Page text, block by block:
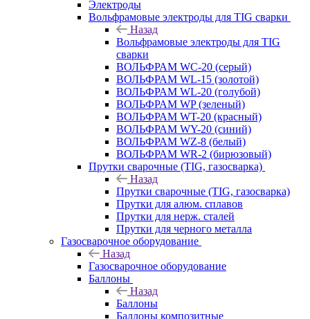
Электроды
Вольфрамовые электроды для TIG сварки
Назад
Вольфрамовые электроды для TIG
сварки
ВОЛЬФРАМ WC-20 (серый)
ВОЛЬФРАМ WL-15 (золотой)
ВОЛЬФРАМ WL-20 (голубой)
ВОЛЬФРАМ WP (зеленый)
ВОЛЬФРАМ WT-20 (красный)
ВОЛЬФРАМ WY-20 (синий)
ВОЛЬФРАМ WZ-8 (белый)
ВОЛЬФРАМ WR-2 (бирюзовый)
Прутки сварочные (TIG, газосварка)
Назад
Прутки сварочные (TIG, газосварка)
Прутки для алюм. сплавов
Прутки для нерж. сталей
Прутки для черного металла
Газосварочное оборудование
Назад
Газосварочное оборудование
Баллоны
Назад
Баллоны
Баллоны композитные